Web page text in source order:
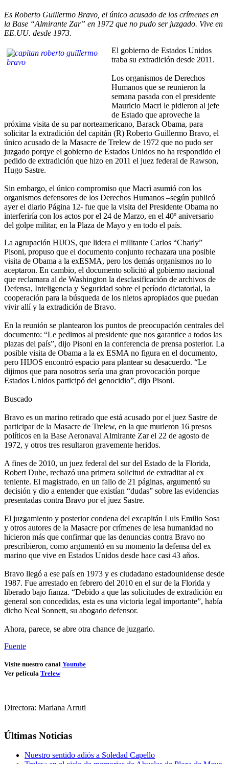
Es Roberto Guillermo Bravo, el único acusado de los crímenes en
la Base “Almirante Zar” en 1972 que no pudo ser juzgado. Vive en
EE.UU. desde 1973.
El gobierno de Estados Unidos
traba su extradición desde 2011.
Los organismos de Derechos
Humanos que se reunieron la
semana pasada con el presidente
Mauricio Macri le pidieron al jefe
de Estado que aproveche la
próxima visita de su par norteamericano, Barack Obama, para
solicitar la extradición del capitán (R) Roberto Guillermo Bravo, el
único acusado de la Masacre de Trelew de 1972 que no pudo ser
juzgado porqye el gobierno de Estados Unidos no ha respondido el
pedido de extradición que hizo en 2011 el juez federal de Rawson,
Hugo Sastre.
Sin embargo, el único compromiso que Macrì asumió con los
organismos defensores de los Derechos Humanos –según publicó
ayer el diario Página 12- fue que la visita del Presidente Obama no
interferiría con los actos por el 24 de Marzo, en el 40º aniversario
del golpe militar, en la Plaza de Mayo y en todo el país.
La agrupación HIJOS, que lidera el militante Carlos “Charly”
Pisoni, propuso que el documento conjunto rechazara una posible
visita de Obama a la exESMA, pero los demás organismos no lo
aceptaron. En cambio, el documento solicitó al gobierno nacional
que reclamara al de Washington la desclasificación de archivos de
Defensa, Inteligencia y Seguridad sobre el período dictatorial, la
cooperación para la búsqueda de los nietos apropiados que puedan
vivir allí y la extradición de Bravo.
En la reunión se plantearon los puntos de preocupación centrales del
documento: “Le pedimos al presidente que nos garantice a todos las
plazas del país”, dijo Pisoni en la conferencia de prensa posterior. La
posible visita de Obama a la ex ESMA no figura en el documento,
pero HIJOS encontró espacio para plantear su desacuerdo. “Le
dijimos que para nosotros sería una gran provocación porque
Estados Unidos participó del genocidio”, dijo Pisoni.
Buscado
Bravo es un marino retirado que está acusado por el juez Sastre de
participar de la Masacre de Trelew, en la que murieron 16 presos
políticos en la Base Aeronaval Almirante Zar el 22 de agosto de
1972, y otros tres resultaron gravemente heridos.
A fines de 2010, un juez federal del sur del Estado de la Florida,
Robert Dube, rechazó una primera solicitud de extraditar al ex
teniente. El magistrado, en un fallo de 21 páginas, argumentó su
decisión y dio a entender que existían “dudas” sobre las evidencias
presentadas contra Bravo por el juez Sastre.
El juzgamiento y posterior condena del excapitán Luis Emilio Sosa
y otros autores de la Masacre por crímenes de lesa humanidad no
hicieron más que confirmar que las denuncias contra Bravo no
prescribieron, como argumentó en su momento la defensa del ex
marino que vive en Estados Unidos desde hace casi 43 años.
Bravo llegó a ese país en 1973 y es ciudadano estadounidense desde
1987. Fue arrestado en febrero del 2010 en el sur de la Florida y
liberado bajo fianza. “Debido a que las solicitudes de extradición en
general son concedidas, esta es una victoria legal importante”, había
dicho Neal Sonnett, su abogado defensor.
Ahora, parece, se abre otra chance de juzgarlo.
Fuente
Visite nuestro canal Youtube
Ver película Trelew
Directora: Mariana Arruti
Últimas Noticias
Nuestro sentido adiós a Soledad Capello